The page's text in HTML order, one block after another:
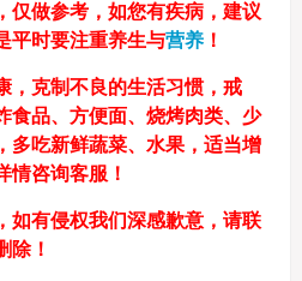
仅做参考，如您有疾病，建议
平时要注重养生与营养！
，克制不良的生活习惯，戒
食品、方便面、烧烤肉类、少
多吃新鲜蔬菜、水果，适当增
情咨询客服！
如有侵权我们深感歉意，请联
除！